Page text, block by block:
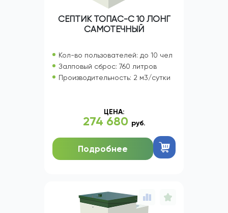
СЕПТИК ТОПАС-С 10 ЛОНГ
САМОТЕЧНЫЙ
Кол-во пользователей: до 10 чел
Залповый сброс: 760 литров
Производительность: 2 м3/сутки
ЦЕНА:
274 680 руб.
Подробнее